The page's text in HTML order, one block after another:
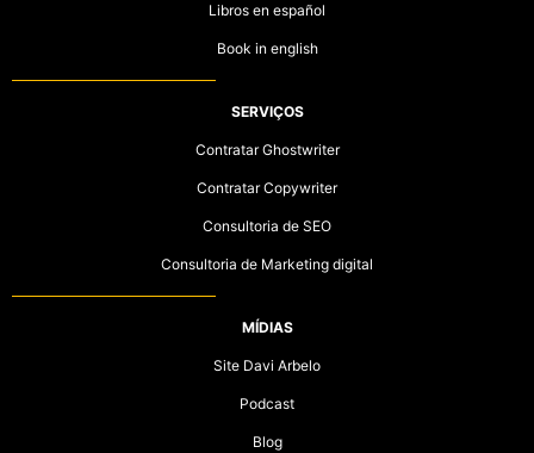
Libros en español
Book in english
SERVIÇOS
Contratar Ghostwriter
Contratar Copywriter
Consultoria de SEO
Consultoria de Marketing digital
MÍDIAS
Site Davi Arbelo
Podcast
Blog